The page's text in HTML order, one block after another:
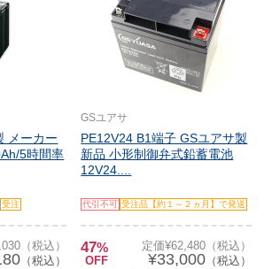
メーカー
5時間率
受注
（税込）
（税込）
GSユアサ
PE12V24 B1端子 GSユアサ製
新品 小形制御弁式鉛蓄電池
12V24....
代引不可 受注品【約１～２ヵ月】で発送
47%
OFF
定価¥62,480（税込）
¥33,000（税込）